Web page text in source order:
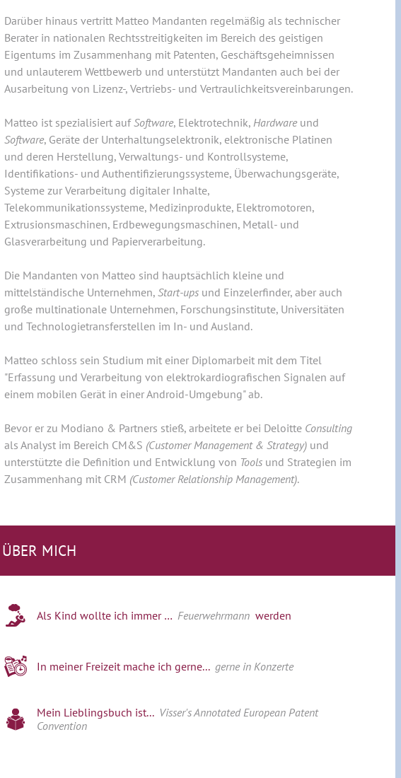
Darüber hinaus vertritt Matteo Mandanten regelmäßig als technischer
Berater in nationalen Rechtsstreitigkeiten im Bereich des geistigen
Eigentums im Zusammenhang mit Patenten, Geschäftsgeheimnissen
und unlauterem Wettbewerb und unterstützt Mandanten auch bei der
Ausarbeitung von Lizenz-, Vertriebs- und Vertraulichkeitsvereinbarungen.
Matteo ist spezialisiert aufSoftware, Elektrotechnik, Hardware und
Software, Geräte der Unterhaltungselektronik, elektronische Platinen
und deren Herstellung, Verwaltungs- und Kontrollsysteme,
Identifikations- und Authentifizierungssysteme, Überwachungsgeräte,
Systeme zur Verarbeitung digitaler Inhalte,
Telekommunikationssysteme, Medizinprodukte, Elektromotoren,
Extrusionsmaschinen, Erdbewegungsmaschinen, Metall- und
Glasverarbeitung und Papierverarbeitung.
Die Mandanten von Matteo sind hauptsächlich kleine und
mittelständische Unternehmen, Start-ups und Einzelerfinder, aber auch
große multinationale Unternehmen, Forschungsinstitute, Universitäten
und Technologietransferstellen im In- und Ausland.
Matteo schloss sein Studium mit einer Diplomarbeit mit dem Titel
"Erfassung und Verarbeitung von elektrokardiografischen Signalen auf
einem mobilen Gerät in einer Android-Umgebung" ab.
Bevor er zu Modiano & Partners stieß, arbeitete er bei Deloitte Consulting
als Analyst im Bereich CM&S (Customer Management & Strategy) und
unterstützte die Definition und Entwicklung von Tools und Strategien im
Zusammenhang mit CRM (Customer Relationship Management).
ÜBER MICH
Als Kind wollte ich immer … Feuerwehrmann werden
In meiner Freizeit mache ich gerne... gerne in Konzerte
Mein Lieblingsbuch ist... Visser's Annotated European Patent
Convention